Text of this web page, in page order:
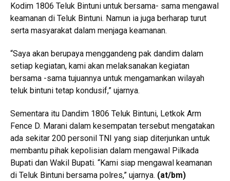
Kodim 1806 Teluk Bintuni untuk bersama- sama mengawal
keamanan di Teluk Bintuni. Namun ia juga berharap turut
serta masyarakat dalam menjaga keamanan.
“Saya akan berupaya menggandeng pak dandim dalam
setiap kegiatan, kami akan melaksanakan kegiatan
bersama -sama tujuannya untuk mengamankan wilayah
teluk bintuni tetap kondusif,” ujarnya.
Sementara itu Dandim 1806 Teluk Bintuni, Letkok Arm
Fence D. Marani dalam kesempatan tersebut mengatakan
ada sekitar 200 personil TNI yang siap diterjunkan untuk
membantu pihak kepolisian dalam mengawal Pilkada
Bupati dan Wakil Bupati. “Kami siap mengawal keamanan
di Teluk Bintuni bersama polres,” ujarnya. (at/bm)